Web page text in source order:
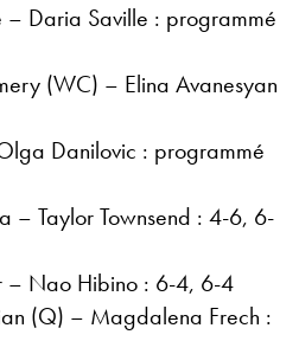
– Daria Saville : programmé
(WC) – Elina Avanesyan
Danilovic : programmé
– Taylor Townsend : 4-6, 6-
– Nao Hibino : 6-4, 6-4
(Q) – Magdalena Frech :